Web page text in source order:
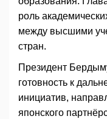
роль
между высшими
стран.
Президент
готовность к
инициатив,
японского